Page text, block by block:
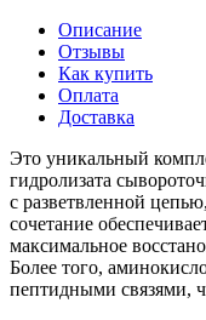
Описание
Отзывы
Как купить
Оплата
Доставка
Это уникальный
гидролизата
с разветвленной
сочетание
максимальное
Более того,
пептидными связями,